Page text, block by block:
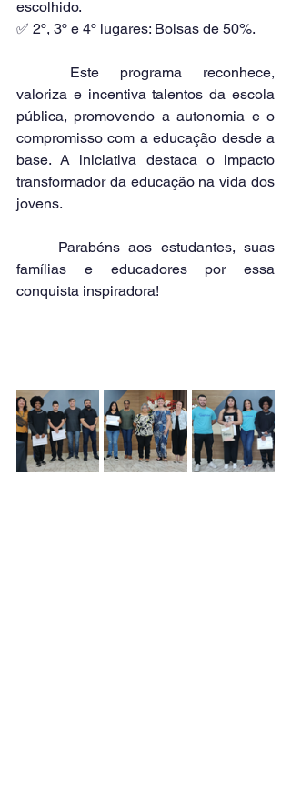
escolhido.
✅ 2º, 3º e 4º lugares: Bolsas de 50%.
valoriza e incentiva talentos da escola
pública, promovendo a autonomia e o
compromisso com a educação desde a
base. A iniciativa destaca o impacto
transformador da educação na vida dos
jovens.
famílias e educadores por essa
conquista inspiradora!